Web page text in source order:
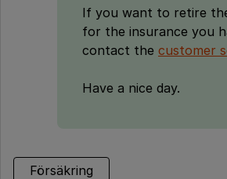
If you want to retire
for the insurance you
contact the customer
Have a nice day.
Försäkring